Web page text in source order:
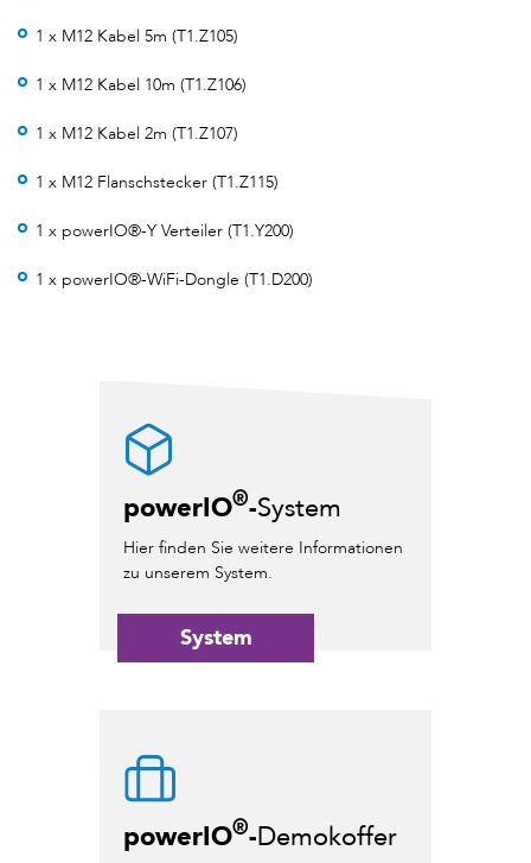
1 x M12 Kabel 5m (T1.Z105)
1 x M12 Kabel 10m (T1.Z106)
1 x M12 Kabel 2m (T1.Z107)
1 x M12 Flanschstecker (T1.Z115)
1 x powerIO®-Y Verteiler (T1.Y200)
1 x powerIO®-WiFi-Dongle (T1.D200)
powerIO®-System
Hier finden Sie weitere Informationen
zu unserem System.
System
powerIO®-Demokoffer